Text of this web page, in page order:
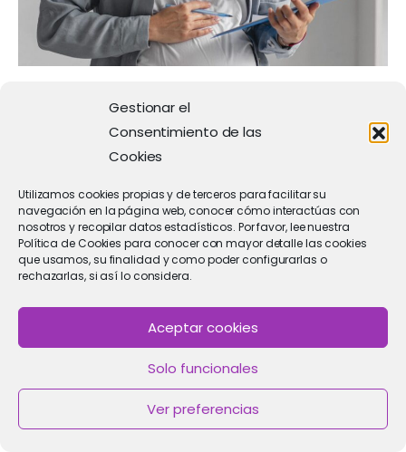
Gestionar el
Consentimiento de las
Cookies
Utilizamos cookies propias y de terceros para facilitar su
navegación en la página web, conocer cómo interactúas con
nosotros y recopilar datos estadísticos. Por favor, lee nuestra
Política de Cookies para conocer con mayor detalle las cookies
que usamos, su finalidad y como poder configurarlas o
rechazarlas, si así lo considera.
Aceptar cookies
Solo funcionales
Ver preferencias
Tanto si estás buscando quedar embarazada como si
fundamental para mantener un control sobre tu salud
reproductiva. La planificación familiar es clave para tomar
decisiones informadas sobre el momento adecuado para
concebir o prevenir el embarazo, especialmente cuando se
considera quete puedes quedar embarazada con la
. A continuación, te ofrecemos algunos consejos que
te ayudarán en ambos escenarios.
Conoce tu ciclo menstrual y días
fértiles